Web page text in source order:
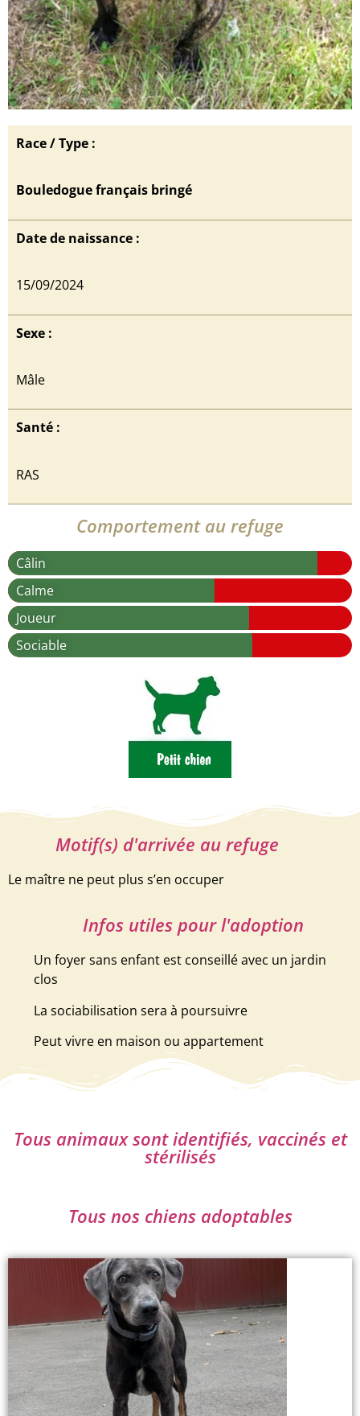
Race / Type :
Bouledogue français bringé
Date de naissance :
15/09/2024
Sexe :
Mâle
Santé :
RAS
Comportement au refuge
Câlin
Calme
Joueur
Sociable
Motif(s) d'arrivée au refuge
Le maître ne peut plus s’en occuper
Infos utiles pour l'adoption
Un foyer sans enfant est conseillé avec un jardin
clos
La sociabilisation sera à poursuivre
Peut vivre en maison ou appartement
Tous animaux sont identifiés, vaccinés et
stérilisés
Tous nos chiens adoptables